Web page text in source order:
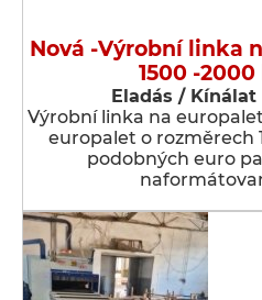
Nová -Výrobní linka
1500 -
Eladás / Kínálat
Výrobní linka na
europalet o rozměrech
podobných euro